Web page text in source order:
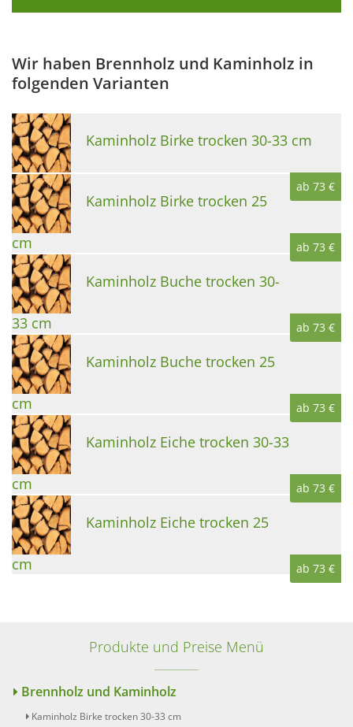
Wir haben Brennholz und Kaminholz in
folgenden Varianten
Kaminholz Birke trocken 30-33 cm
ab 73 €
Kaminholz Birke trocken 25
cm ab 73 €
Kaminholz Buche trocken 30-
33 cm ab 73 €
Kaminholz Buche trocken 25
cm ab 73 €
Kaminholz Eiche trocken 30-33
cm ab 73 €
Kaminholz Eiche trocken 25
cm ab 73 €
Produkte und Preise Menü
Brennholz und Kaminholz
Kaminholz Birke trocken 30-33 cm